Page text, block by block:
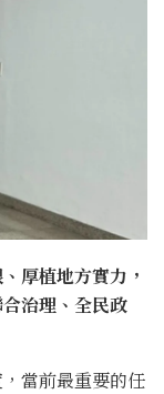
厚植地方實力，
治理、全民政
當前最重要的任